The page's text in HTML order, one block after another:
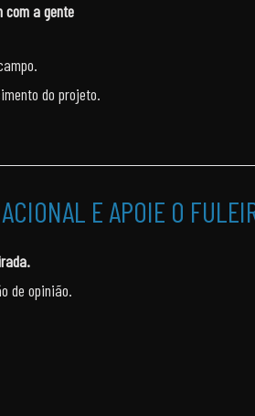
com a gente
do projeto.
E APOIE O
de opinião.